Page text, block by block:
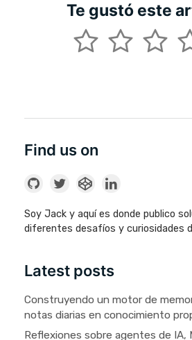
Te gustó este
Find us on
Soy Jack y aquí es donde publico
diferentes desafíos y curiosidades
Latest posts
Construyendo un motor de
notas diarias en conocimiento
Reflexiones sobre agentes de IA,